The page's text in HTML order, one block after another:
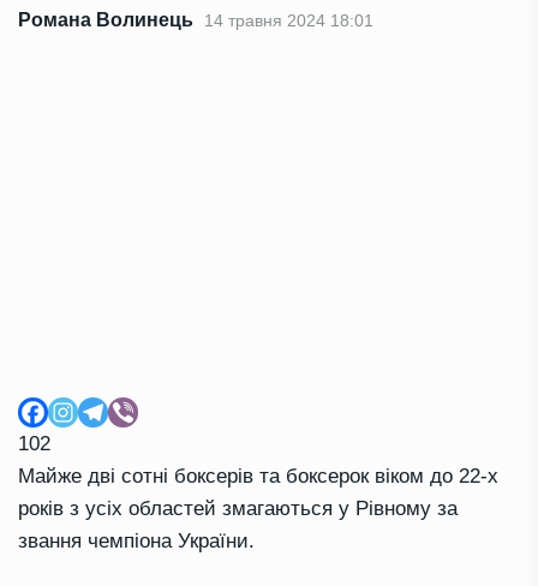
Романа Волинець 14 травня 2024 18:01
102
Майже дві сотні боксерів та боксерок віком до 22-х
років з усіх областей змагаються у Рівному за
звання чемпіона України.